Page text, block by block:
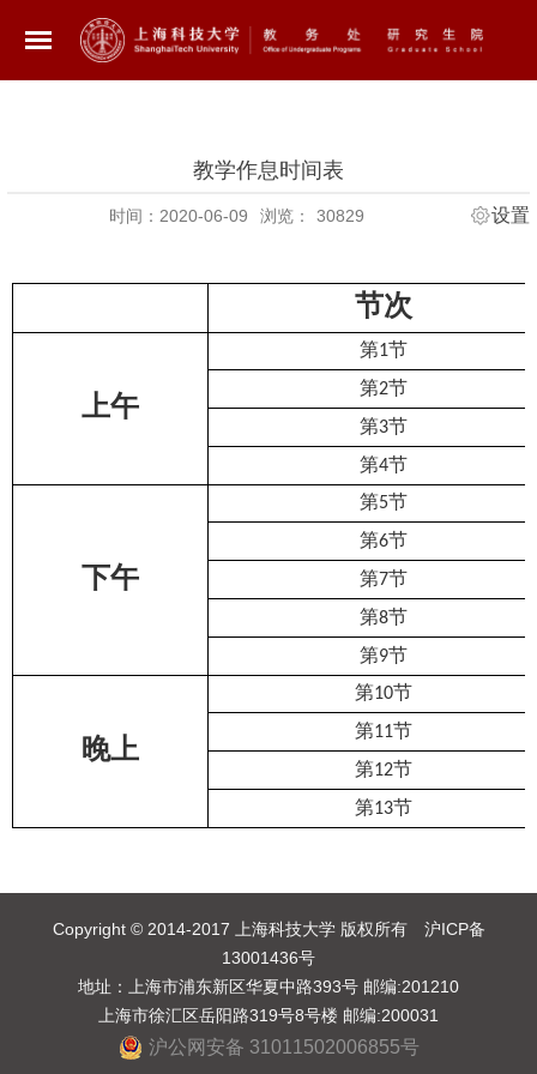
教学作息时间表
时间：2020-06-09 浏览： 30829 设置
节次
上午
第1节
第2节
第3节
第4节
下午
第5节
第6节
第7节
第8节
第9节
晚上
第10节
第11节
第12节
第13节
Copyright © 2014-2017 上海科技大学 版权所有 沪ICP备
13001436号
地址：上海市浦东新区华夏中路393号 邮编:201210
上海市徐汇区岳阳路319号8号楼 邮编:200031
沪公网安备 31011502006855号